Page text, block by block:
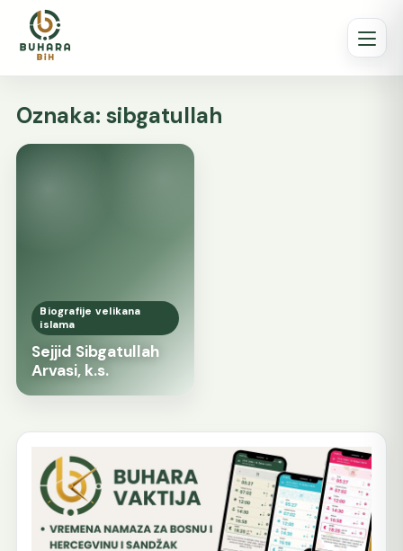
Oznaka: sibgatullah
Biografije velikana
islama
Sejjid Sibgatullah
Arvasi, k.s.